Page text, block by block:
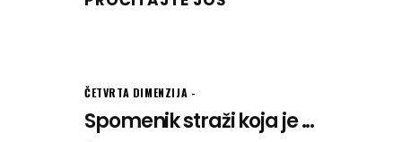
ČETVRTA DIMENZIJA
Spomenik straži koja je ...